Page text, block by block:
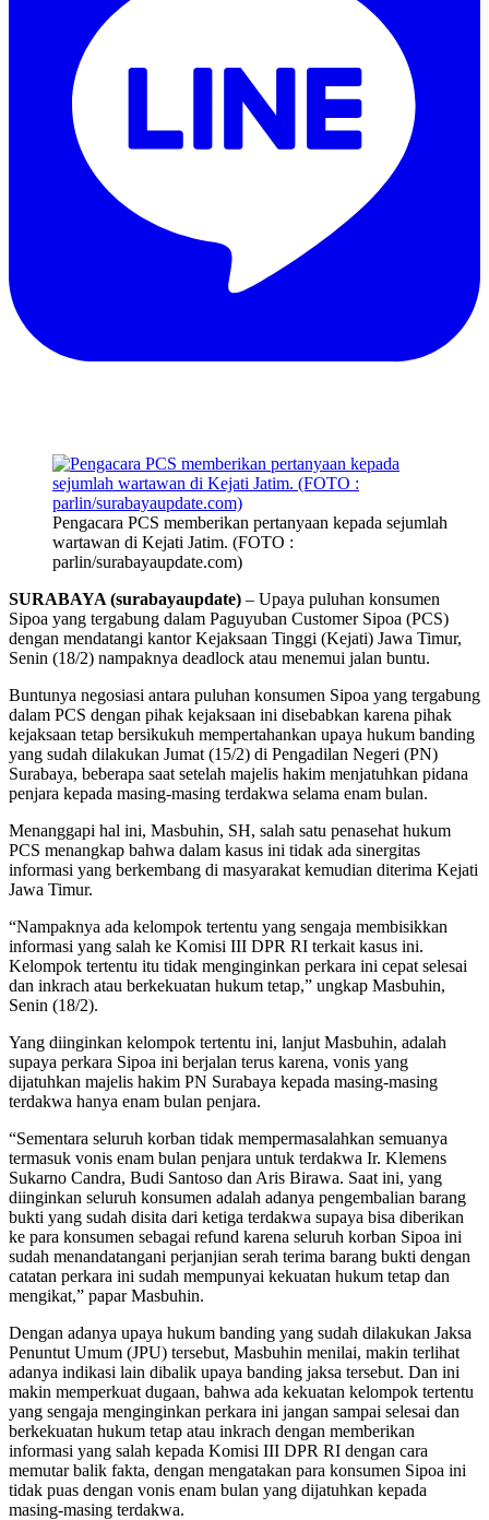
Pengacara PCS memberikan pertanyaan kepada sejumlah
wartawan di Kejati Jatim. (FOTO :
parlin/surabayaupdate.com)
SURABAYA (surabayaupdate) – Upaya puluhan konsumen
Sipoa yang tergabung dalam Paguyuban Customer Sipoa (PCS)
dengan mendatangi kantor Kejaksaan Tinggi (Kejati) Jawa Timur,
Senin (18/2) nampaknya deadlock atau menemui jalan buntu.
Buntunya negosiasi antara puluhan konsumen Sipoa yang tergabung
dalam PCS dengan pihak kejaksaan ini disebabkan karena pihak
kejaksaan tetap bersikukuh mempertahankan upaya hukum banding
yang sudah dilakukan Jumat (15/2) di Pengadilan Negeri (PN)
Surabaya, beberapa saat setelah majelis hakim menjatuhkan pidana
penjara kepada masing-masing terdakwa selama enam bulan.
Menanggapi hal ini, Masbuhin, SH, salah satu penasehat hukum
PCS menangkap bahwa dalam kasus ini tidak ada sinergitas
informasi yang berkembang di masyarakat kemudian diterima Kejati
Jawa Timur.
“Nampaknya ada kelompok tertentu yang sengaja membisikkan
informasi yang salah ke Komisi III DPR RI terkait kasus ini.
Kelompok tertentu itu tidak menginginkan perkara ini cepat selesai
dan inkrach atau berkekuatan hukum tetap,” ungkap Masbuhin,
Senin (18/2).
Yang diinginkan kelompok tertentu ini, lanjut Masbuhin, adalah
supaya perkara Sipoa ini berjalan terus karena, vonis yang
dijatuhkan majelis hakim PN Surabaya kepada masing-masing
terdakwa hanya enam bulan penjara.
“Sementara seluruh korban tidak mempermasalahkan semuanya
termasuk vonis enam bulan penjara untuk terdakwa Ir. Klemens
Sukarno Candra, Budi Santoso dan Aris Birawa. Saat ini, yang
diinginkan seluruh konsumen adalah adanya pengembalian barang
bukti yang sudah disita dari ketiga terdakwa supaya bisa diberikan
ke para konsumen sebagai refund karena seluruh korban Sipoa ini
sudah menandatangani perjanjian serah terima barang bukti dengan
catatan perkara ini sudah mempunyai kekuatan hukum tetap dan
mengikat,” papar Masbuhin.
Dengan adanya upaya hukum banding yang sudah dilakukan Jaksa
Penuntut Umum (JPU) tersebut, Masbuhin menilai, makin terlihat
adanya indikasi lain dibalik upaya banding jaksa tersebut. Dan ini
makin memperkuat dugaan, bahwa ada kekuatan kelompok tertentu
yang sengaja menginginkan perkara ini jangan sampai selesai dan
berkekuatan hukum tetap atau inkrach dengan memberikan
informasi yang salah kepada Komisi III DPR RI dengan cara
memutar balik fakta, dengan mengatakan para konsumen Sipoa ini
tidak puas dengan vonis enam bulan yang dijatuhkan kepada
masing-masing terdakwa.